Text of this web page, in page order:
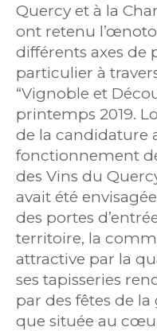
Quercy et à la
ont retenu
différents axes de
particulier à
“Vignoble et
printemps 2019.
de la candidature
fonctionnement
des Vins du
avait été
des portes
territoire, la
attractive par la
ses tapisseries
par des fêtes de
que située au